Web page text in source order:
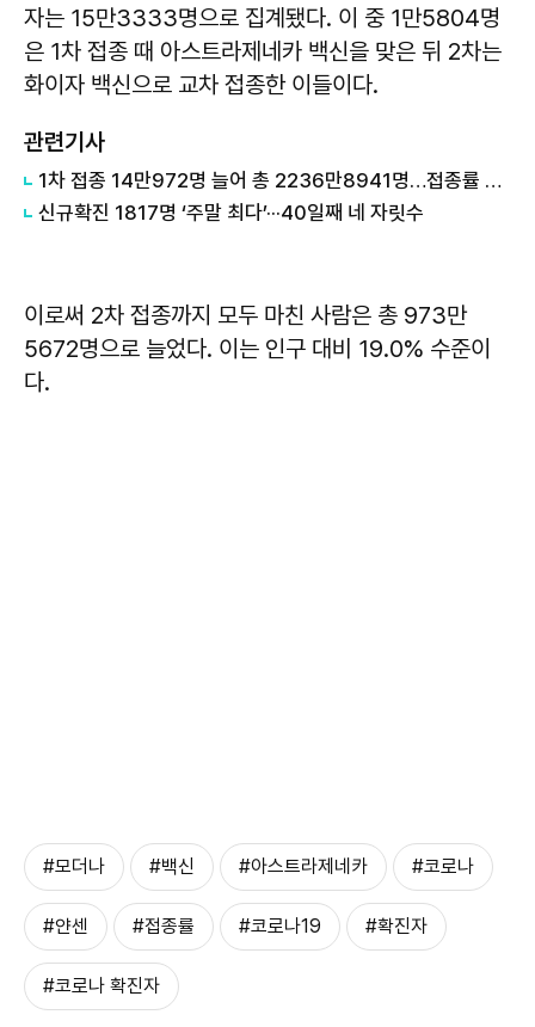
자는 15만3333명으로 집계됐다. 이 중 1만5804명
은 1차 접종 때 아스트라제네카 백신을 맞은 뒤 2차는
화이자 백신으로 교차 접종한 이들이다.
관련기사
1차 접종 14만972명 늘어 총 2236만8941명…접종률 43.6%
신규확진 1817명 ‘주말 최다’···40일째 네 자릿수
이로써 2차 접종까지 모두 마친 사람은 총 973만
5672명으로 늘었다. 이는 인구 대비 19.0% 수준이
다.
#모더나 #백신 #아스트라제네카 #코로나
#얀센 #접종률 #코로나19 #확진자
#코로나 확진자